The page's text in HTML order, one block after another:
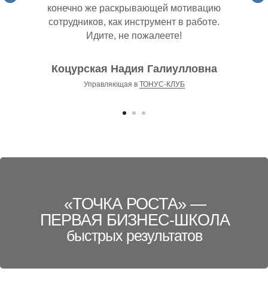
конечно же раскрывающей мотивацию
сотрудников, как инструмент в работе.
Идите, не пожалеете!
Коцурская Надия Галиулловна
Управляющая в ТОНУС-КЛУБ
«ТОЧКА РОСТА» —
ПЕРВАЯ БИЗНЕС-ШКОЛА
быстрых результатов